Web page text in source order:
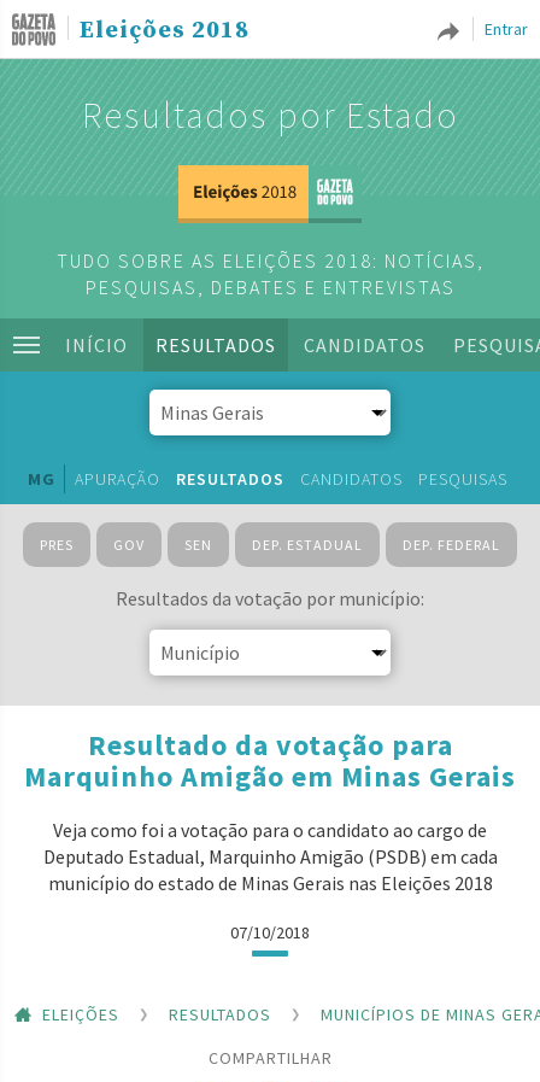
Entrar
Eleições 2018
Resultados por Estado
TUDO SOBRE AS ELEIÇÕES 2018: NOTÍCIAS,
PESQUISAS, DEBATES E ENTREVISTAS
INÍCIO RESULTADOS CANDIDATOS
MG APURAÇÃO RESULTADOS CANDIDATOS PESQUISAS
PRES GOV SEN DEP. ESTADUAL DEP. FEDERAL
Resultados da votação por município:
Resultado da votação para
Marquinho Amigão em Minas Gerais
Veja como foi a votação para o candidato ao cargo de
Deputado Estadual, Marquinho Amigão (PSDB) em cada
município do estado de Minas Gerais nas Eleições 2018
07/10/2018
ELEIÇÕES RESULTADOS
MUNICÍPIOS DE MINAS
COMPARTILHAR